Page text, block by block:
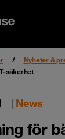
Nyheter &
säkerhet
| News
för